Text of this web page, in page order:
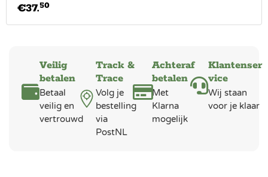
€37.50
Veilig
betalen
Betaal
veilig en
vertrouwd
Track &
Trace
Volg je
bestelling
via
PostNL
Achteraf
betalen
Met
Klarna
mogelijk
Klantenser
vice
Wij staan
voor je klaar